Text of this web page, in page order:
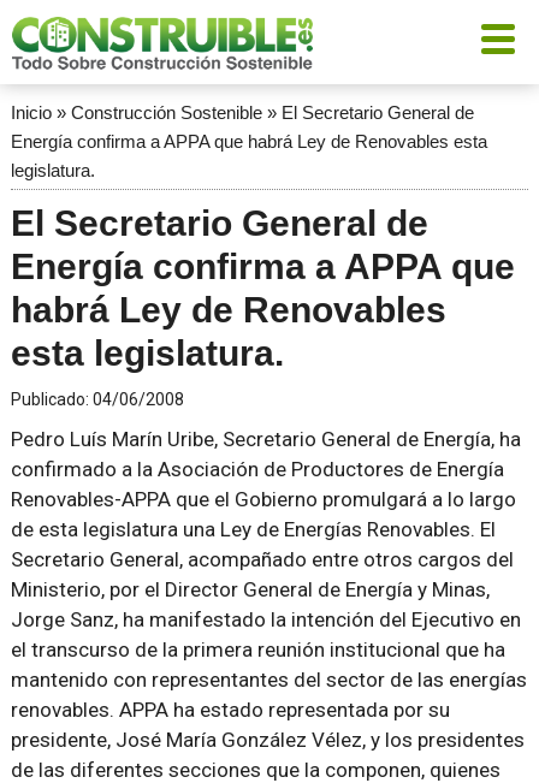
Inicio» Construcción Sostenible» El Secretario General de
Energía confirma a APPA que habrá Ley de Renovables esta
legislatura.
El Secretario General de
Energía confirma a APPA que
habrá Ley de Renovables
esta legislatura.
Publicado: 04/06/2008
Pedro Luís Marín Uribe, Secretario General de Energía, ha
confirmado a la Asociación de Productores de Energía
Renovables-APPA que el Gobierno promulgará a lo largo
de esta legislatura una Ley de Energías Renovables. El
Secretario General, acompañado entre otros cargos del
Ministerio, por el Director General de Energía y Minas,
Jorge Sanz, ha manifestado la intención del Ejecutivo en
el transcurso de la primera reunión institucional que ha
mantenido con representantes del sector de las energías
renovables. APPA ha estado representada por su
presidente, José María González Vélez, y los presidentes
de las diferentes secciones que la componen, quienes